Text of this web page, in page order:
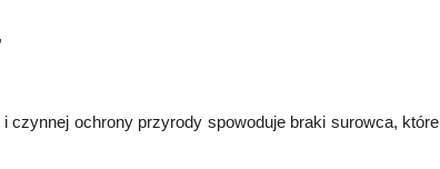
czynnej ochrony przyrody spowoduje braki surowca, które